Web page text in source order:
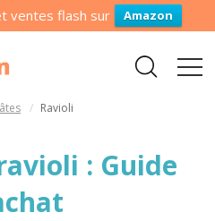
ventes flash sur Amazon
Ravioli
: Guide